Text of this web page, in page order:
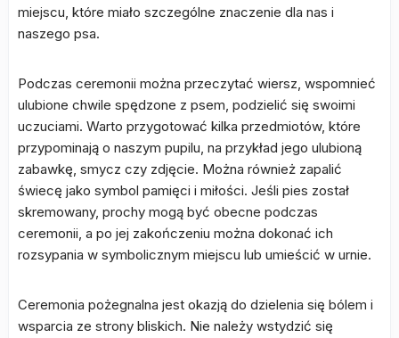
miejscu, które miało szczególne znaczenie dla nas i
naszego psa.
Podczas ceremonii można przeczytać wiersz, wspomnieć
ulubione chwile spędzone z psem, podzielić się swoimi
uczuciami. Warto przygotować kilka przedmiotów, które
przypominają o naszym pupilu, na przykład jego ulubioną
zabawkę, smycz czy zdjęcie. Można również zapalić
świecę jako symbol pamięci i miłości. Jeśli pies został
skremowany, prochy mogą być obecne podczas
ceremonii, a po jej zakończeniu można dokonać ich
rozsypania w symbolicznym miejscu lub umieścić w urnie.
Ceremonia pożegnalna jest okazją do dzielenia się bólem i
wsparcia ze strony bliskich. Nie należy wstydzić się